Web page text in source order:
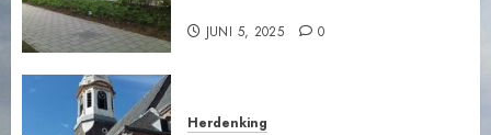
JUNI 5, 2025 0
Herdenking